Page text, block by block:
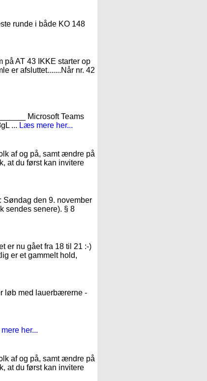
runde i både KO 148
på AT 43 IKKE starter op
er afsluttet.......Når nr. 42
Microsoft Teams
... Læs mere her...
af og på, samt ændre på
at du først kan invitere
Søndag den 9. november
sendes senere). § 8
er nu gået fra 18 til 21 :-)
er et gammelt hold,
løb med lauerbærerne -
her...
af og på, samt ændre på
at du først kan invitere